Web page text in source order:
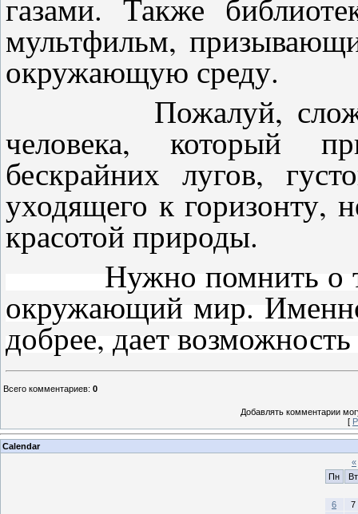
газами. Также
мультфильм,
окружающую среду.
Пожалуй,
человека, который
бескрайних лугов,
уходящего к горизонту,
красотой природы.
Нужно помнить о
окружающий мир.
добрее, дает
Всего комментариев: 0
Добавлять комментарии
[
Calendar
«
Пн
Вт
6
7